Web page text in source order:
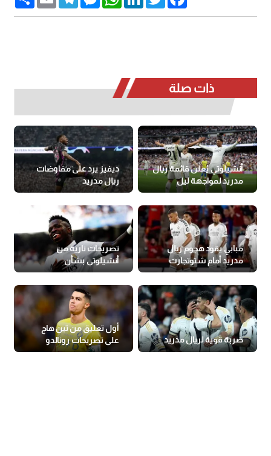
ذات صلة
أنشيلوتي يُعلن قائمة ريال
مدريد لمواجهة ليل
ديفيز يرد على مفاوضات
ريال مدريد
مبابي يقود هجوم ريال
مدريد أمام شتوتجارت
تصريحات نارية من
أنشيلوتي بشأن
فينيسيوس
ضربة قوية لريال مدريد
أول تعليق من تين هاج
على تصريحات رونالدو